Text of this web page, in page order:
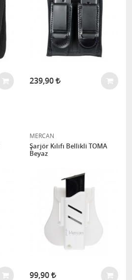
239,90
MERCAN
Şarjör Kılıfı Bellikli TOMA
Beyaz
99,90